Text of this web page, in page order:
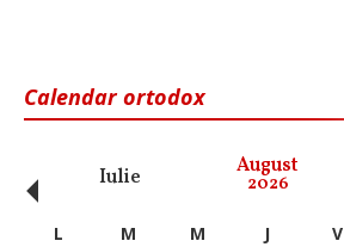
Calendar ortodox
Iulie August
2026
‹ L M M J V